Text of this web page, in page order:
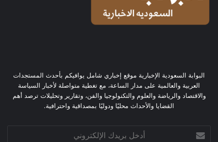
البوابة السعودية الإخبارية موقع إخباري شامل يوافيكم بأحدث المستجدات
العربية والعالمية على مدار الساعة، مع تغطية متواصلة لأخبار السياسة
والاقتصاد والرياضة والعلوم والتكنولوجيا والفن، وتقارير وتحليلات ترصد أهم
القضايا والأحداث محليًا ودوليًا بمصداقية واحترافية.
بريدك